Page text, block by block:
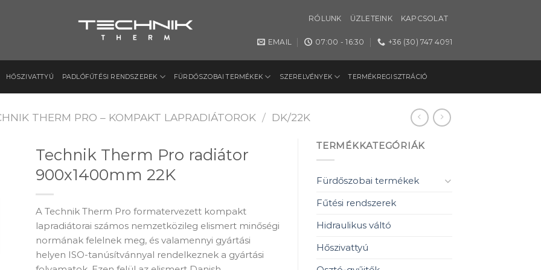
RÓLUNK ÜZLETEINK KAPCSOLAT
EMAIL 07:00 - 16:30 +36 (30) 747 4091
HŐSZIVATTYÚ PADLÓFŰTÉSI RENDSZEREK FÜRDŐSZOBAI TERMÉKEK SZERELVÉNYEK TERMÉKREGISZTRÁCIÓ
THERM PRO – KOMPAKT LAPRADIÁTOROK / DK/22K
Technik Therm Pro radiátor
900x1400mm 22K
A Technik Therm Pro formatervezett kompakt
lapradiátorai számos nemzetközileg elismert minőségi
normának felelnek meg, és valamennyi gyártási
helyen ISO-tanúsítvánnyal rendelkeznek a gyártási
TERMÉKKATEGÓRIÁK
Fürdőszobai termékek
Fűtési rendszerek
Hidraulikus váltó
Hőszivattyú